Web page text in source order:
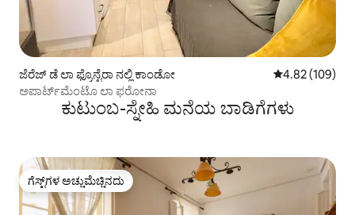
ಜೆರೆಜ್ ಡೆ ಲಾ ಫ್ರೊನ್ಟೆರಾ ನಲ್ಲಿ ಕಾಂಡೋ 5 ರಲ್ಲಿ 4.82
4.82 (109)
ಅಪಾರ್ಟ್‌ಮೆಂಟೊ ಲಾ ಫರೋನಾ
ಕುಟುಂಬ-ಸ್ನೇಹಿ ಮನೆಯ ಬಾಡಿಗೆಗಳು
ಗೆಸ್ಟ್‌ಗಳ ಅಚ್ಚುಮೆಚ್ಚಿನದು
ಗೆಸ್ಟ್‌ಗಳ ಅಚ್ಚುಮೆಚ್ಚಿನದು